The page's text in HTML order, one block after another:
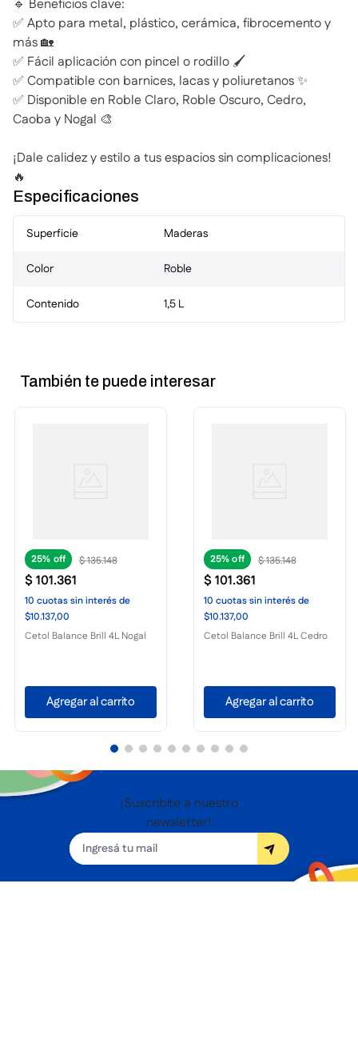
🔹 Beneficios clave:
✅ Apto para metal, plástico, cerámica, fibrocemento y
más 🏡
✅ Fácil aplicación con pincel o rodillo 🖌️
✅ Compatible con barnices, lacas y poliuretanos ✨
✅ Disponible en Roble Claro, Roble Oscuro, Cedro,
Caoba y Nogal 🎨
¡Dale calidez y estilo a tus espacios sin complicaciones!
🔥
Especificaciones
Superficie Maderas
Color Roble
Contenido 1,5 L
También te puede interesar
25% $135.148
$101.361
10 cuotassin interésde
$10.137,00
Cetol Balance Brill 4L Nogal
Agregar al carrito
25% $135.148
$101.361
10 cuotassin interésde
$10.137,00
Cetol Balance Brill 4L Cedro
Agregar al carrito
¡Suscribite a nuestro
newsletter!